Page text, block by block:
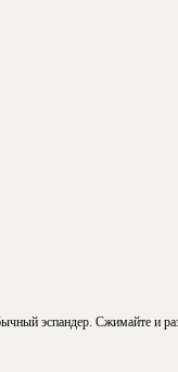
эспандер. Сжимайте и